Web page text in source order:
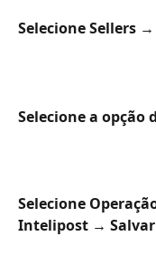
Selecione Sellers
Selecione a opção
Selecione
Intelipost → Salvar